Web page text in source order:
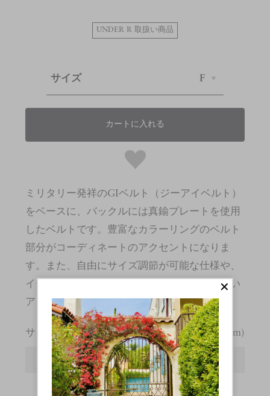
UNDER R 取扱い商品
サイズ F
カートに入れる
ミリタリー発祥のGIベルト（ジーアイベルト）
をベースに、バックルには真鍮プレートを使用
したベルトです。豊富なカラーリングのベルト
部分がコーディネートのアクセントになりま
す。また、自由にサイズ調節が可能な仕様や、
イージーな付け心地はデイリーユースしやすい
アイテムです。
サイズガイド (cm)
サイズ F
全長 115